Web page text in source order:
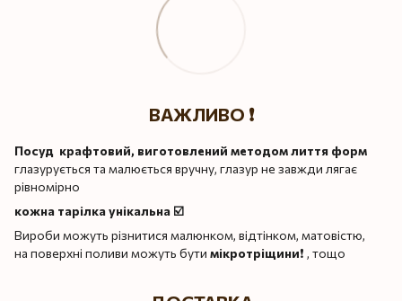
ВАЖЛИВО ❗️
Посуд крафтовий, виготовлений методом лиття форм
глазурується та малюється вручну, глазур не завжди лягає
рівномірно
кожна тарілка унікальна ☑️
Вироби можуть різнитися малюнком, відтінком, матовістю,
на поверхні поливи можуть бути мікротріщини❗️ , тощо